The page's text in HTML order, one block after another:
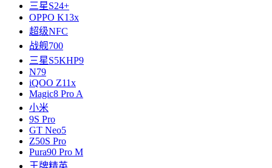
三星S24+
OPPO K13x
超级NFC
战舰700
三星S5KHP9
N79
iQOO Z11x
Magic8 Pro A
小米
9S Pro
GT Neo5
Z50S Pro
Pura90 Pro M
王牌精英